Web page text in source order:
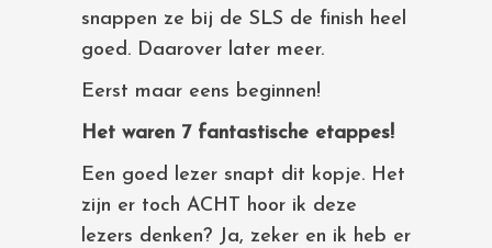
snappen ze bij de SLS de finish heel
goed. Daarover later meer.
Eerst maar eens beginnen!
Het waren 7 fantastische etappes!
Een goed lezer snapt dit kopje. Het
zijn er toch ACHT hoor ik deze
lezers denken? Ja, zeker en ik heb er